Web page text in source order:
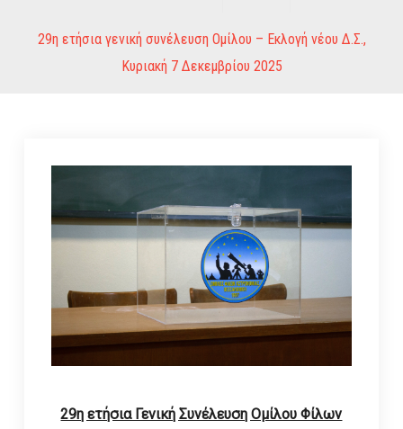
29η ετήσια γενική συνέλευση Ομίλου – Εκλογή νέου Δ.Σ.,
Κυριακή 7 Δεκεμβρίου 2025
29η ετήσια Γενική Συνέλευση Ομίλου Φίλων